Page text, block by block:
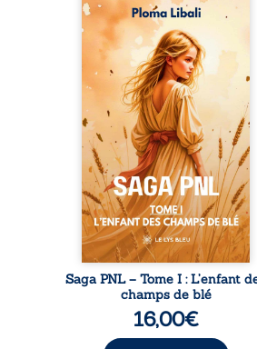
Autrefois, les champs
d’Atlantis vibraient sous le
vent et les enfants couraient
dans les blés. Puis la couronne
plia le genou, livrant son
peuple à l’ombre d’Ivorny. À
Atove, Luwel aurait pu
disparaître dans les ruines de
son destin ; pourtant, sous les
pierres d’un temple oublié, des
rebelles lui tendirent la main.
Parmi eux, Atos, général sans
trône mais habité par ...
Saga PNL – Tome I : L’enfant
champs de blé
16,00€